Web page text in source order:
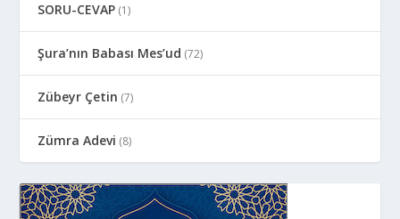
SORU-CEVAP (1)
Şura’nın Babası Mes’ud (72)
Zübeyr Çetin (7)
Zümra Adevi (8)